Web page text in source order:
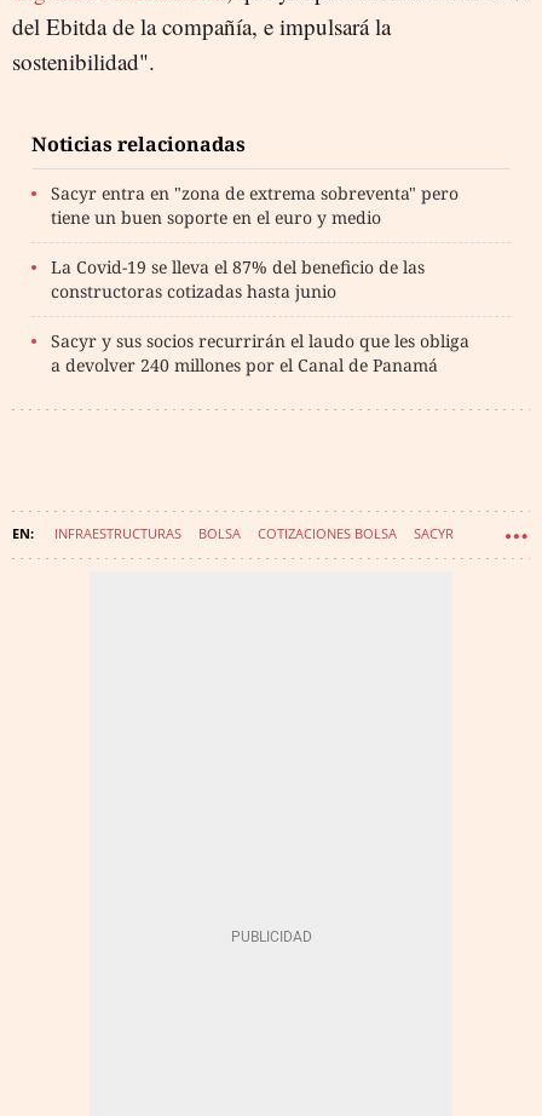
del Ebitda de la compañía, e impulsará la
sostenibilidad".
Noticias relacionadas
Sacyr entra en "zona de extrema sobreventa" pero
tiene un buen soporte en el euro y medio
La Covid-19 se lleva el 87% del beneficio de las
constructoras cotizadas hasta junio
Sacyr y sus socios recurrirán el laudo que les obliga
a devolver 240 millones por el Canal de Panamá
INFRAESTRUCTURAS BOLSA COTIZACIONES BOLSA SACYR